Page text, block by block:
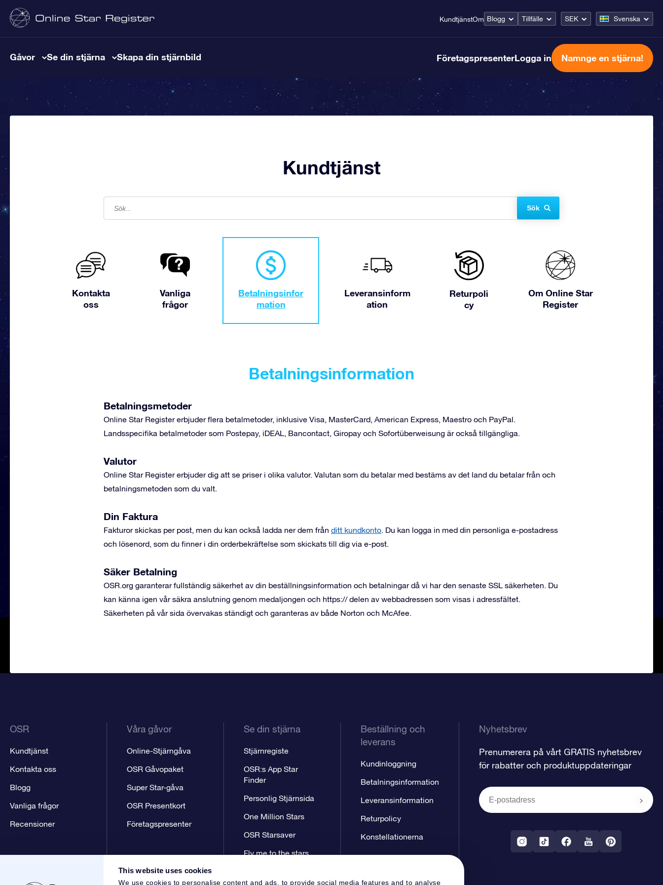
This website uses cookies
We use cookies to personalise content and ads, to provide social media features and to analyse
KundtjänstOm Blogg Tillfälle SEK Svenska
Gåvor Se din stjärna Skapa din stjärnbild FöretagspresenterLogga in Namnge en stjärna!
Kundtjänst
Sök
Kontakta
oss
Vanliga
frågor
Betalningsinfor
mation
Leveransinform
ation
Returpoli
cy
Om Online Star
Register
Betalningsinformation
Betalningsmetoder
Online Star Register erbjuder flera betalmetoder, inklusive Visa, MasterCard, American Express, Maestro och PayPal.
Landsspecifika betalmetoder som Postepay, iDEAL, Bancontact, Giropay och Sofortüberweisung är också tillgängliga.
Valutor
Online Star Register erbjuder dig att se priser i olika valutor. Valutan som du betalar med bestäms av det land du betalar från och
betalningsmetoden som du valt.
Din Faktura
Fakturor skickas per post, men du kan också ladda ner dem från ditt kundkonto. Du kan logga in med din personliga e-postadress
och lösenord, som du finner i din orderbekräftelse som skickats till dig via e-post.
Säker Betalning
OSR.org garanterar fullständig säkerhet av din beställningsinformation och betalningar då vi har den senaste SSL säkerheten. Du
kan känna igen vår säkra anslutning genom medaljongen och https:// delen av webbadressen som visas i adressfältet.
Säkerheten på vår sida övervakas ständigt och garanteras av både Norton och McAfee.
OSR
Kundtjänst
Kontakta oss
Blogg
Vanliga frågor
Recensioner
Våra gåvor
Online-Stjärngåva
OSR Gåvopaket
Super Star-gåva
OSR Presentkort
Företagspresenter
Se din stjärna
Stjärnregiste
OSR:s App Star
Finder
Personlig Stjärnsida
One Million Stars
OSR Starsaver
Fly me to the stars
Beställning och
leverans
Kundinloggning
Betalningsinformation
Leveransinformation
Returpolicy
Konstellationerna
Nyhetsbrev
Prenumerera på vårt GRATIS nyhetsbrev
för rabatter och produktuppdateringar